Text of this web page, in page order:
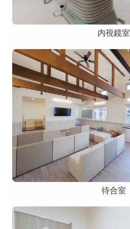
内視鏡室
待合室